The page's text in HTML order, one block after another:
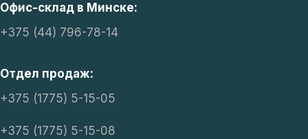
Офис-склад в Минске:
+375 (44) 796-78-14
Отдел продаж:
+375 (1775) 5-15-05
+375 (1775) 5-15-08